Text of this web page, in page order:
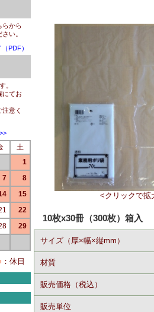
らから
い。
PDF）
。
にてお
意く
土
1
7
8
15
22
29
：休日
<クリックで拡
10枚x30冊（300枚）箱入
サイズ（厚×幅×縦mm）
材質
販売価格（税込）
販売単位